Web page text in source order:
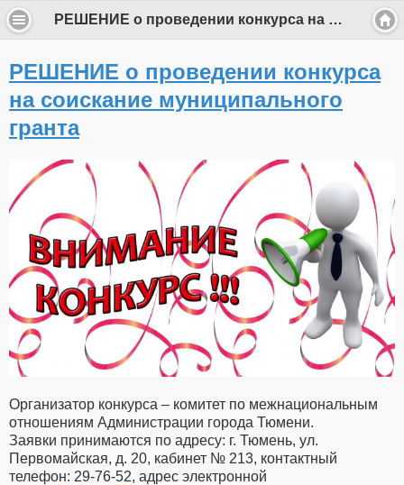
РЕШЕНИЕ о проведении конкурса на соискание муниципального гранта
РЕШЕНИЕ о проведении конкурса
на соискание муниципального
гранта
Организатор конкурса – комитет по межнациональным
отношениям Администрации города Тюмени.
Заявки принимаются по адресу: г. Тюмень, ул.
Первомайская, д. 20, кабинет № 213, контактный
телефон: 29-76-52, адрес электронной